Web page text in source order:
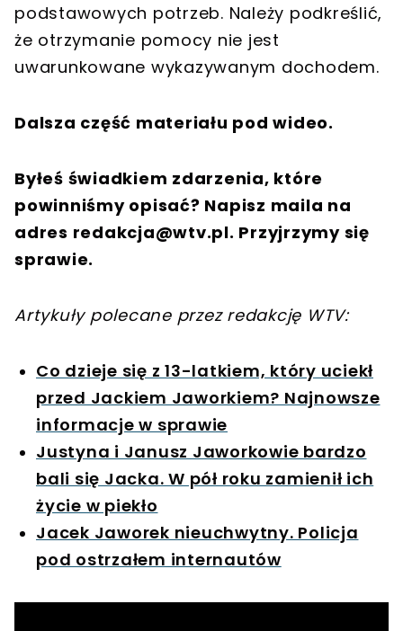
podstawowych potrzeb. Należy podkreślić,
że otrzymanie pomocy nie jest
uwarunkowane wykazywanym dochodem.
Dalsza część materiału pod wideo.
Byłeś świadkiem zdarzenia, które
powinniśmy opisać? Napisz maila na
adres redakcja@wtv.pl. Przyjrzymy się
sprawie.
Artykuły polecane przez redakcję WTV:
Co dzieje się z 13-latkiem, który uciekł
przed Jackiem Jaworkiem? Najnowsze
informacje w sprawie
Justyna i Janusz Jaworkowie bardzo
bali się Jacka. W pół roku zamienił ich
życie w piekło
Jacek Jaworek nieuchwytny. Policja
pod ostrzałem internautów